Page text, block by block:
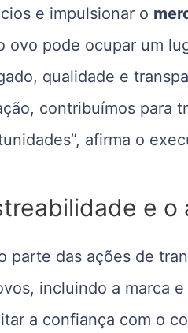
e impulsionar o
ovo pode ocupar um
qualidade e
contribuímos para
afirma o
e
parte das ações de
incluindo a marca
a confiança com o